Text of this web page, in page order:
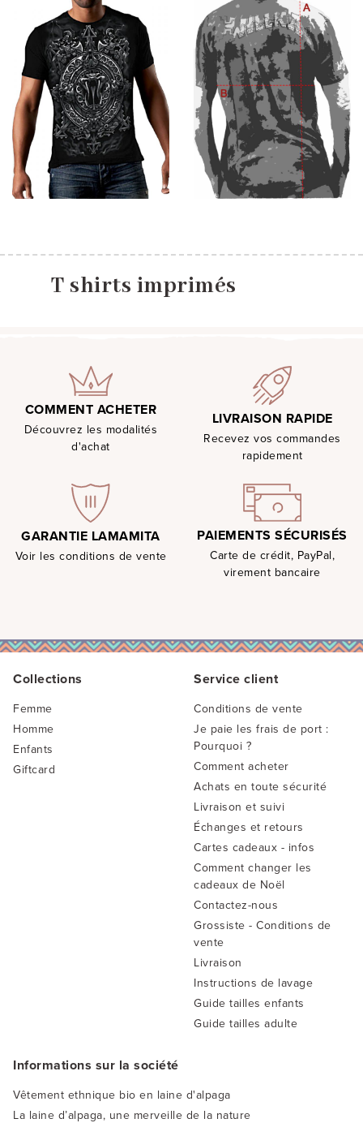
T shirts imprimés
COMMENT ACHETER
Découvrez les modalités
d'achat
LIVRAISON RAPIDE
Recevez vos commandes
rapidement
GARANTIE LAMAMITA
Voir les conditions de vente
PAIEMENTS SÉCURISÉS
Carte de crédit, PayPal,
virement bancaire
Collections
Femme
Homme
Enfants
Giftcard
Informations sur la société
Vêtement ethnique bio en laine d'alpaga
La laine d’alpaga, une merveille de la nature
Service client
Conditions de vente
Je paie les frais de port :
Pourquoi ?
Comment acheter
Achats en toute sécurité
Livraison et suivi
Échanges et retours
Cartes cadeaux - infos
Comment changer les
cadeaux de Noël
Contactez-nous
Grossiste - Conditions de
vente
Livraison
Instructions de lavage
Guide tailles enfants
Guide tailles adulte